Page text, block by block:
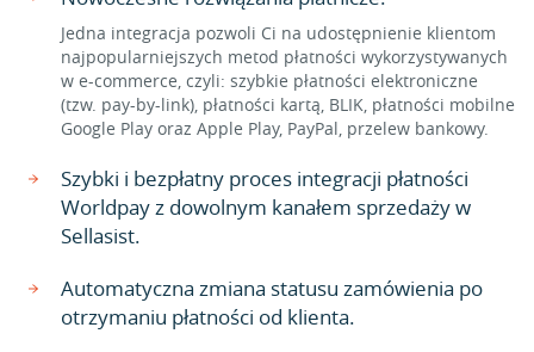
Jedna integracja pozwoli Ci na udostępnienie klientom
najpopularniejszych metod płatności wykorzystywanych
w e-commerce, czyli: szybkie płatności elektroniczne
(tzw. pay-by-link), płatności kartą, BLIK, płatności mobilne
Google Play oraz Apple Play, PayPal, przelew bankowy.
Szybki i bezpłatny proces integracji płatności
Worldpay z dowolnym kanałem sprzedaży w
Sellasist.
Automatyczna zmiana statusu zamówienia po
otrzymaniu płatności od klienta.